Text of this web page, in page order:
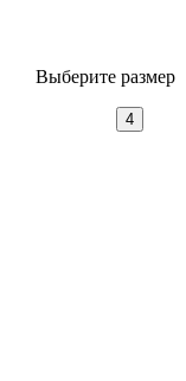
Выберите размер
4